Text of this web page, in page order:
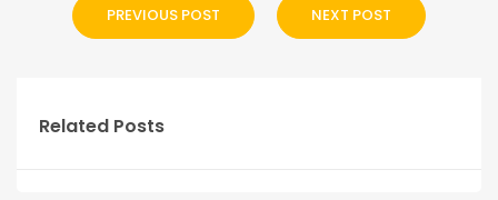
PREVIOUS POST NEXT POST
Related Posts